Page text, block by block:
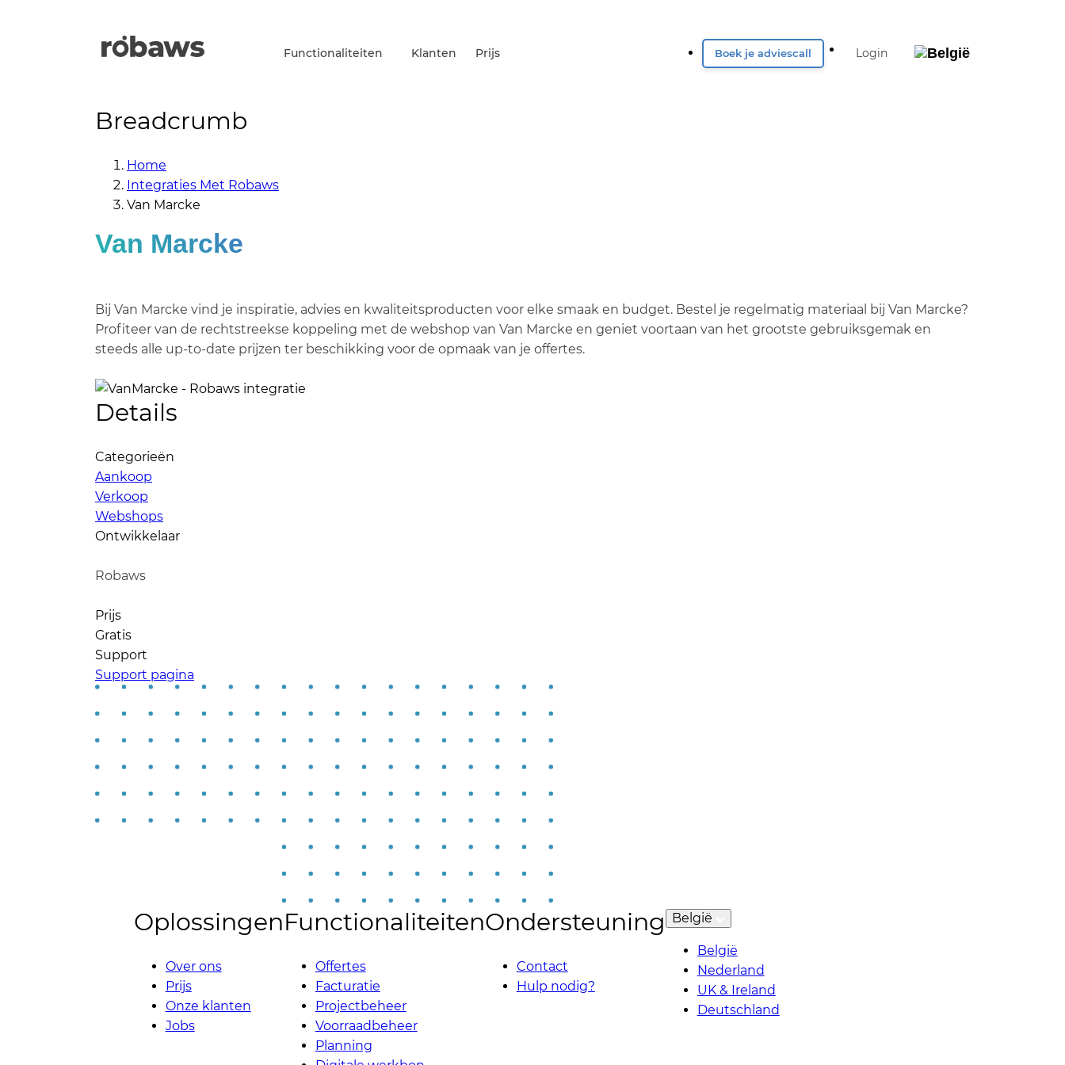
Functionaliteiten Klanten Prijs Boek je adviescall Login
Breadcrumb
Home
Integraties Met Robaws
Van Marcke
Van Marcke
Bij Van Marcke vind je inspiratie, advies en kwaliteitsproducten voor elke smaak en budget. Bestel je regelmatig materiaal bij Van Marcke?
Profiteer van de rechtstreekse koppeling met de webshop van Van Marcke en geniet voortaan van het grootste gebruiksgemak en
steeds alle up-to-date prijzen ter beschikking voor de opmaak van je offertes.
Details
Categorieën
Aankoop
Verkoop
Webshops
Ontwikkelaar
Robaws
Prijs
Gratis
Support
Support pagina
Oplossingen
Over ons
Prijs
Onze klanten
Jobs
Functionaliteiten
Offertes
Facturatie
Projectbeheer
Voorraadbeheer
Planning
Ondersteuning
Contact
Hulp nodig?
België
België
Nederland
UK & Ireland
Deutschland